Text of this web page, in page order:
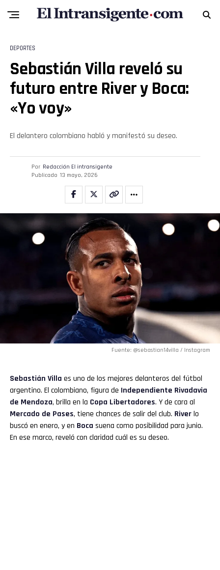
DEPORTES
Sebastián Villa reveló su
futuro entre River y Boca:
«Yo voy»
El delantero colombiano habló y manifestó su deseo.
Por Redacción El intransigente
Publicado 13 mayo, 2026
Fuente: @sebastian14villa / Instagram
Sebastián Villa es uno de los mejores delanteros del fútbol
argentino. El colombiano, figura de Independiente Rivadavia
de Mendoza, brilla en la Copa Libertadores. Y de cara al
Mercado de Pases, tiene chances de salir del club. Riverlo
buscó en enero, y en Boca suena como posibilidad para junio.
En ese marco, reveló con claridad cuál es su deseo.